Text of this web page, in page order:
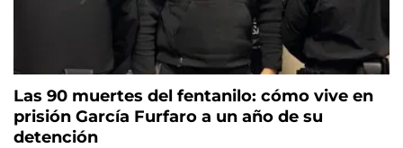
Las 90 muertes del fentanilo: cómo vive en
prisión García Furfaro a un año de su
detención